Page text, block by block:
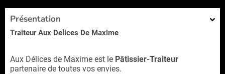
Présentation
Traiteur Aux Delices De Maxime
Aux Délices de Maxime est le Pâtissier-Traiteur
partenaire de toutes vos envies.